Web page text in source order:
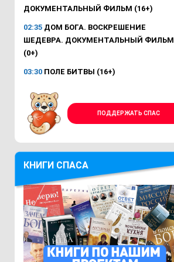
ДОКУМЕНТАЛЬНЫЙ ФИЛЬМ (16+)
02:35 ДОМ БОГА. ВОСКРЕШЕНИЕ
ШЕДЕВРА. ДОКУМЕНТАЛЬНЫЙ ФИЛЬМ
(0+)
03:30 ПОЛЕ БИТВЫ (16+)
ПОДДЕРЖАТЬ СПАС
КНИГИ СПАСА